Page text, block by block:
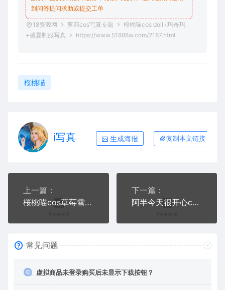
到问答提问求助或提交工单
18资源网 萝莉cos写真专题
桜桃喵cos doll+玛奇玛
+盛夏制服写真
https://www.51888w.com/2187.html
桜桃喵
i写真 生成海报 复制本文链接
上一篇：
桜桃喵cos草莓雪糕+喜多川海梦 魅魔写真+视频
下一篇：
阿半今天很开心cos写真合集五
常见问题
虚拟商品未登录购买后未显示下载按钮？